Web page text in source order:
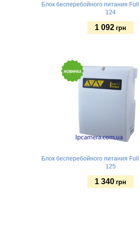
Блок бесперебойного питания
124
1 092 грн
Блок бесперебойного питания
125
1 340 грн